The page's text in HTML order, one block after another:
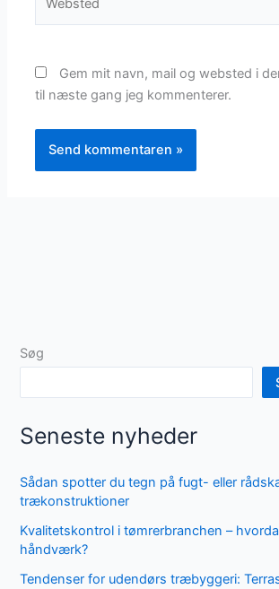
Gem mit navn, mail og websted i
til næste gang jeg kommenterer.
Søg
Seneste nyheder
Sådan spotter du tegn på fugt- eller
trækonstruktioner
Kvalitetskontrol i tømrerbranchen –
håndværk?
Tendenser for udendørs træbyggeri: